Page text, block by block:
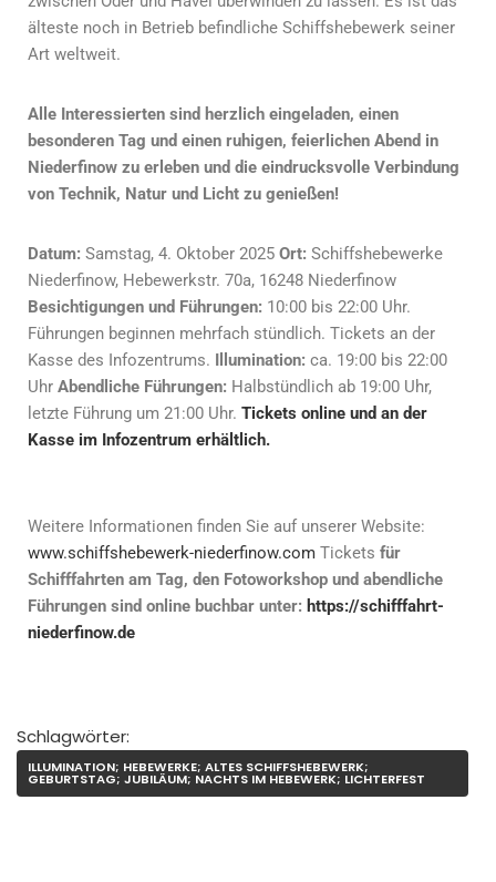
älteste noch in Betrieb befindliche Schiffshebewerk seiner
Art weltweit.
Alle Interessierten sind herzlich eingeladen, einen
besonderen Tag und einen ruhigen, feierlichen Abend in
Niederfinow zu erleben und die eindrucksvolle Verbindung
von Technik, Natur und Licht zu genießen!
Datum: Samstag, 4. Oktober 2025 Ort: Schiffshebewerke
Niederfinow, Hebewerkstr. 70a, 16248 Niederfinow
Besichtigungen und Führungen: 10:00 bis 22:00 Uhr.
Führungen beginnen mehrfach stündlich. Tickets an der
Kasse des Infozentrums. Illumination: ca. 19:00 bis 22:00
Uhr Abendliche Führungen: Halbstündlich ab 19:00 Uhr,
letzte Führung um 21:00 Uhr. Tickets online und an der
Kasse im Infozentrum erhältlich.
Weitere Informationen finden Sie auf unserer Website:
www.schiffshebewerk-niederfinow.com Tickets für
Schifffahrten am Tag, den Fotoworkshop und abendliche
Führungen sind online buchbar unter: https://schifffahrt-
niederfinow.de
Schlagwörter:
ILLUMINATION; HEBEWERKE; ALTES SCHIFFSHEBEWERK;
GEBURTSTAG; JUBILÄUM; NACHTS IM HEBEWERK; LICHTERFEST